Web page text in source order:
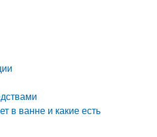
в ванне и какие есть